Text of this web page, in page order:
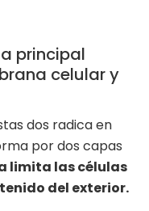
principal
celular y
dos radica en
por dos capas
limita las células
del exterior.